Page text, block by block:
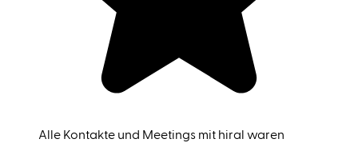
Alle Kontakte und Meetings mit hiral waren